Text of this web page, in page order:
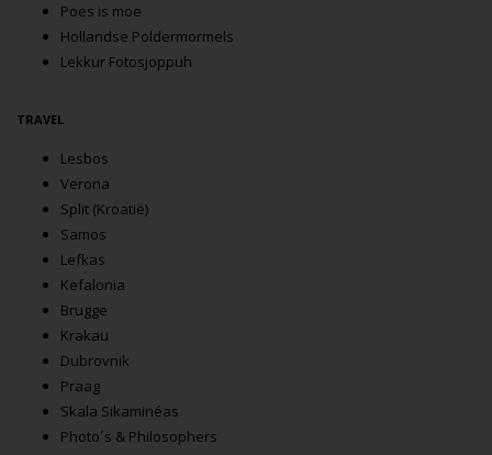
Poes is moe
Hollandse Poldermormels
Lekkur Fotosjoppuh
TRAVEL
Lesbos
Verona
Split (Kroatië)
Samos
Lefkas
Kefalonia
Brugge
Krakau
Dubrovnik
Praag
Skala Sikaminéas
Photo´s & Philosophers